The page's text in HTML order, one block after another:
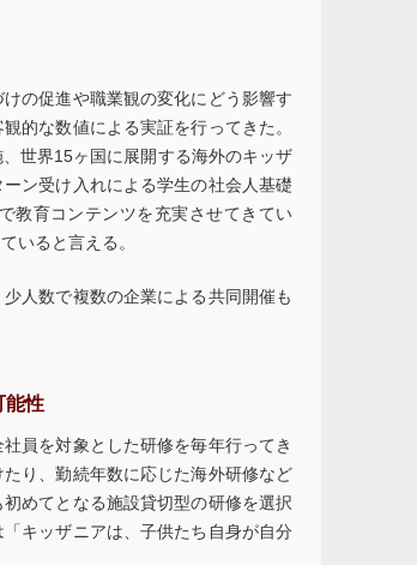
の促進や職業観の変化にどう影響す
的な数値による実証を行ってきた。
世界15ヶ国に展開する海外のキッザ
ン受け入れによる学生の社会人基礎
教育コンテンツを充実させてきてい
いると言える。
人数で複数の企業による共同開催も
能性
員を対象とした研修を毎年行ってき
り、勤続年数に応じた海外研修など
めてとなる施設貸切型の研修を選択
キッザニアは、子供たち自身が自分